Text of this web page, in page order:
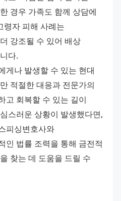
경우 가족도 함께 상담에
령자 피해 사례는
강조될 수 있어 배상
다.
게나 발생할 수 있는 현대
적절한 대응과 전문가의
고 회복할 수 있는 길이
스러운 상황이 발생했다면,
인 법률 조력을 통해 금전적
찾는 데 도움을 드릴 수